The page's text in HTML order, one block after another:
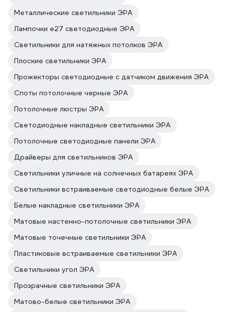
Металлические светильники ЭРА
Лампочки е27 светодиодные ЭРА
Светильники для натяжных потолков ЭРА
Плоские светильники ЭРА
Прожекторы светодиодные с датчиком движения ЭРА
Споты потолочные черные ЭРА
Потолочные люстры ЭРА
Светодиодные накладные светильники ЭРА
Потолочные светодиодные панели ЭРА
Драйверы для светильников ЭРА
Светильники уличные на солнечных батареях ЭРА
Светильники встраиваемые светодиодные белые ЭРА
Белые накладные светильники ЭРА
Матовые настенно-потолочные светильники ЭРА
Матовые точечные светильники ЭРА
Пластиковые встраиваемые светильники ЭРА
Светильники угол ЭРА
Прозрачные светильники ЭРА
Матово-белые светильники ЭРА